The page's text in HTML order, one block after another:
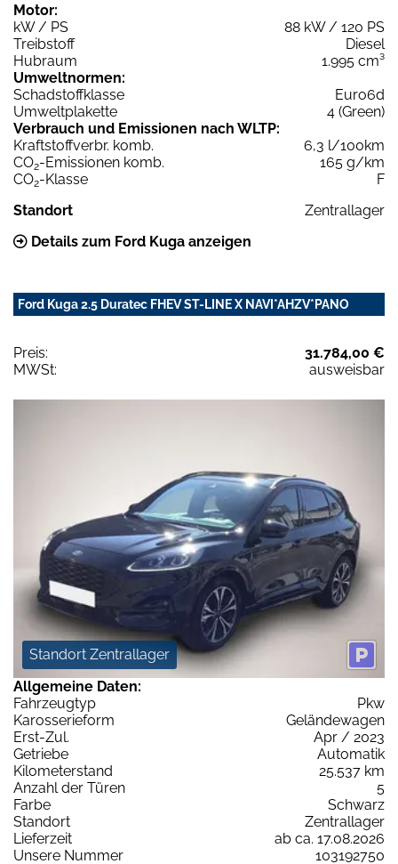
Motor:
kW / PS
88 kW / 120 PS
Treibstoff
Diesel
Hubraum
1.995 cm³
Umweltnormen:
Schadstoffklasse
Euro6d
Umweltplakette
4 (Green)
Verbrauch und Emissionen nach WLTP:
Kraftstoffverbr. komb.
6,3 l/100km
CO2-Emissionen komb.
165 g/km
CO2-Klasse
F
Standort
Zentrallager
Details zum Ford Kuga anzeigen
Ford Kuga 2.5 Duratec FHEV ST-LINE X NAVI*AHZV*PANO
Preis:
31.784,00 €
MWSt:
ausweisbar
Standort Zentrallager
Allgemeine Daten:
Fahrzeugtyp
Pkw
Karosserieform
Geländewagen
Erst-Zul.
Apr / 2023
Getriebe
Automatik
Kilometerstand
25.537 km
Anzahl der Türen
5
Farbe
Schwarz
Standort
Zentrallager
Lieferzeit
ab ca. 17.08.2026
Unsere Nummer
103192750